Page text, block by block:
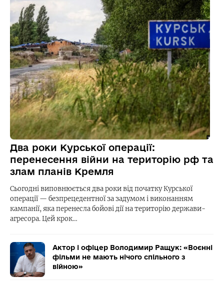
Два роки Курської операції:
перенесення війни на територію рф та
злам планів Кремля
Сьогодні виповнюється два роки від початку Курської
операції — безпрецедентної за задумом і виконанням
кампанії, яка перенесла бойові дії на територію держави-
агресора. Цей крок…
Актор і офіцер Володимир Ращук: «Воєнні
фільми не мають нічого спільного з
війною»